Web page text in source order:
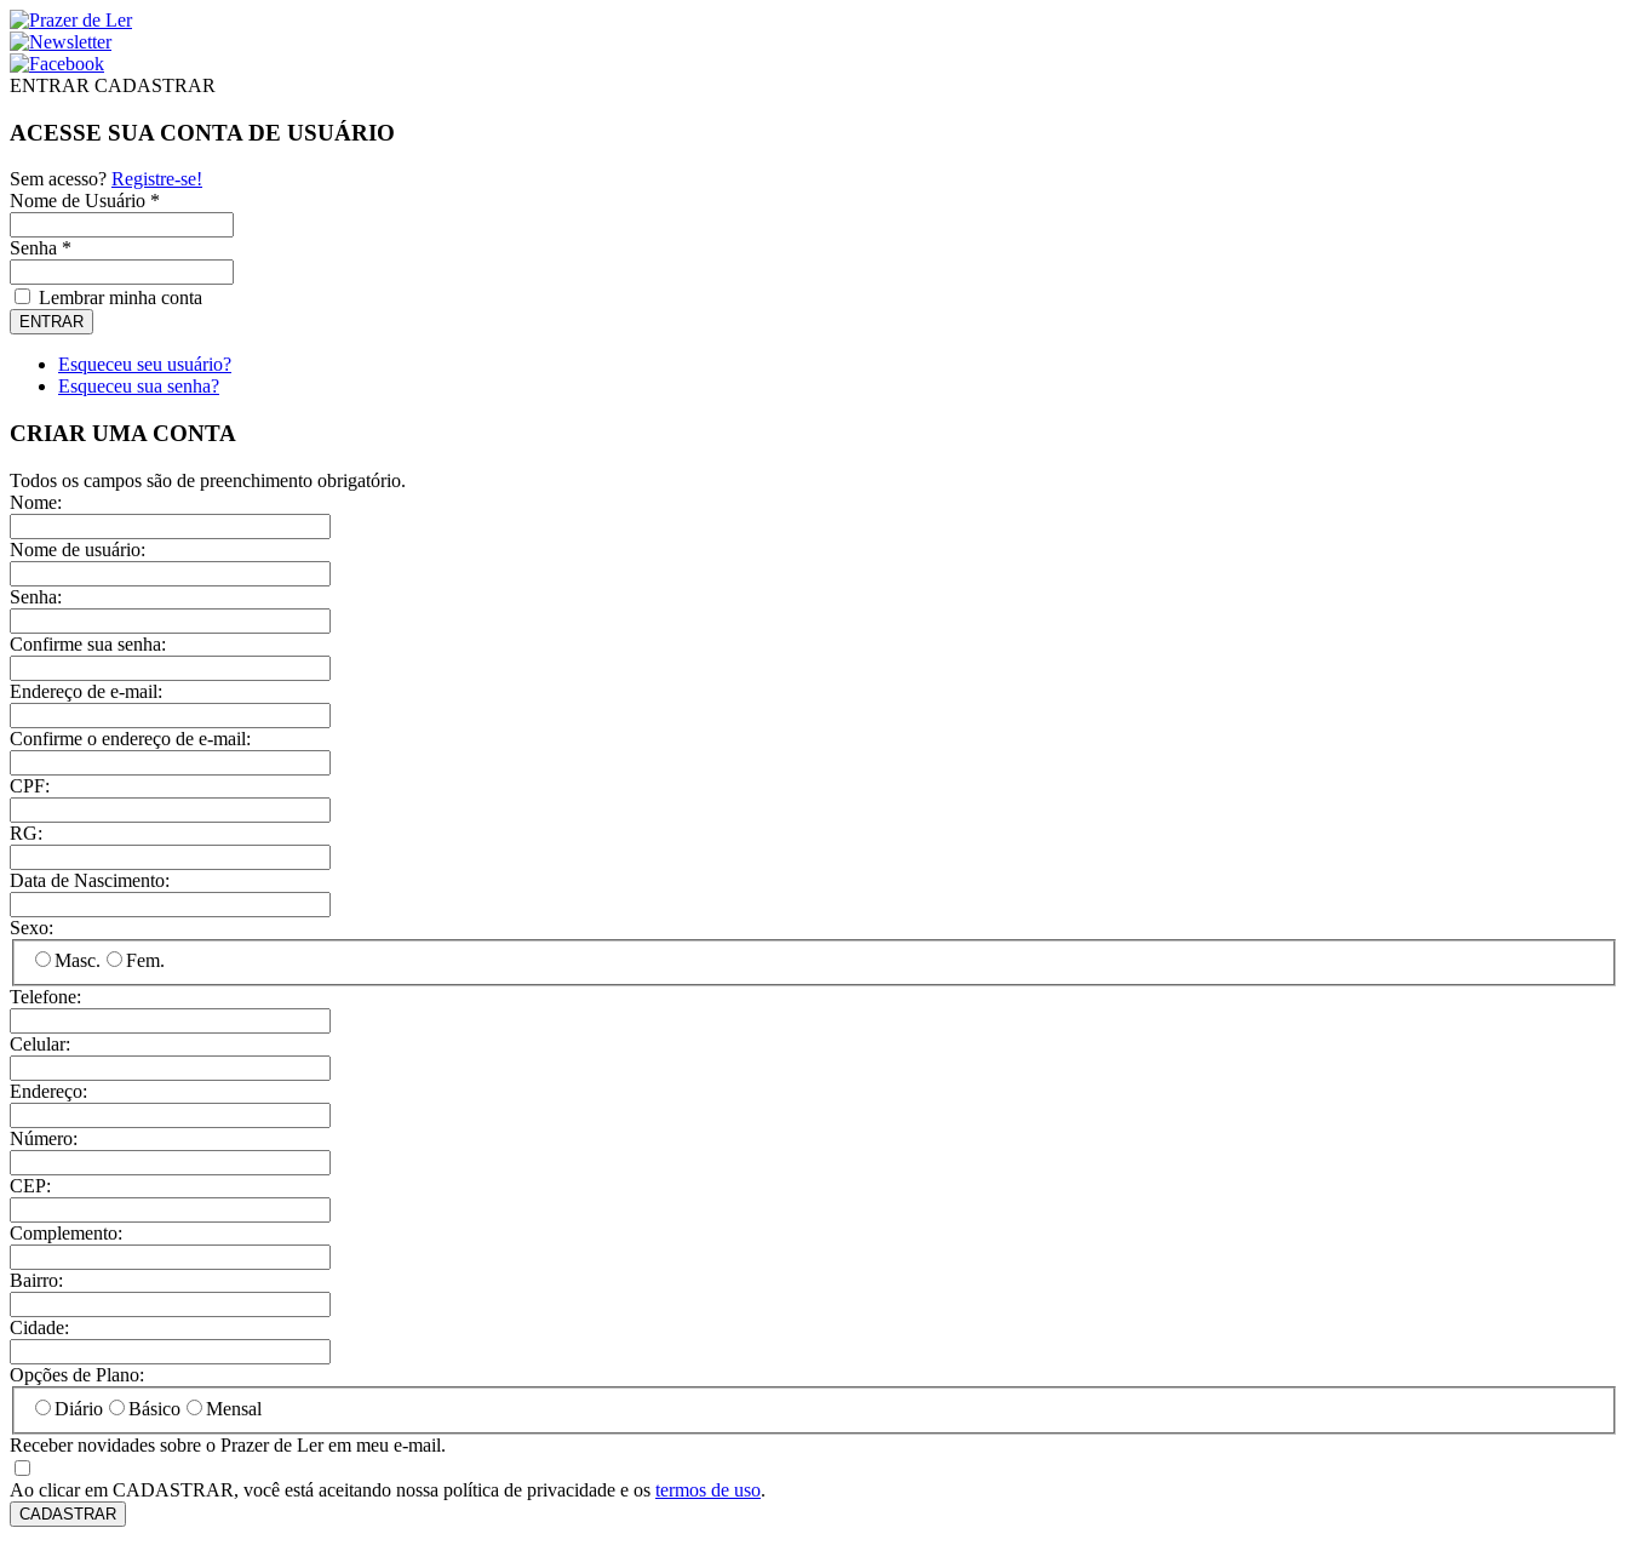
ENTRAR CADASTRAR
ACESSE SUA CONTA DE USUÁRIO
Sem acesso? Registre-se!
Nome de Usuário *
Senha *
Lembrar minha conta
Esqueceu seu usuário?
Esqueceu sua senha?
CRIAR UMA CONTA
Todos os campos são de preenchimento obrigatório.
Nome:
Nome de usuário:
Senha:
Confirme sua senha:
Endereço de e-mail:
Confirme o endereço de e-mail:
CPF:
RG:
Data de Nascimento:
Sexo:
Masc.
Fem.
Telefone:
Celular:
Endereço:
Número:
CEP:
Complemento:
Bairro:
Cidade:
Opções de Plano:
Diário
Básico
Mensal
Receber novidades sobre o Prazer de Ler em meu e-mail.
Ao clicar em CADASTRAR, você está aceitando nossa política de privacidade e os termos de uso.
CADASTRAR